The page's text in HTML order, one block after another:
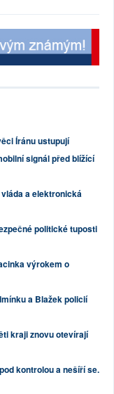
Íránu ustupují
signál před blížící
a elektronická
politické tuposti
výrokem o
a Blažek policií
kraji znovu otevírají
kontrolou a nešíří se.